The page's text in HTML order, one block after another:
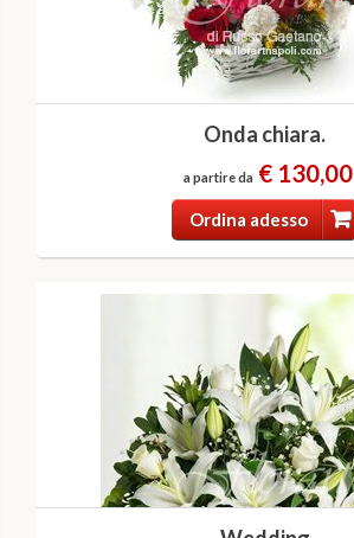
Onda chiara.
a partire da € 130,00
Ordina adesso